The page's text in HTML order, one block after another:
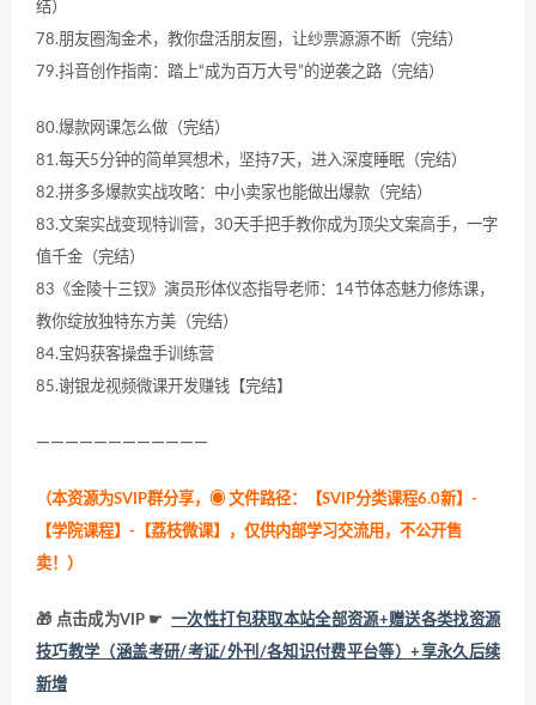
结）
78.朋友圈淘金术，教你盘活朋友圈，让纱票源源不断（完结）
79.抖音创作指南：踏上“成为百万大号”的逆袭之路（完结）
80.爆款网课怎么做（完结）
81.每天5分钟的简单冥想术，坚持7天，进入深度睡眠（完结）
82.拼多多爆款实战攻略：中小卖家也能做出爆款（完结）
83.文案实战变现特训营，30天手把手教你成为顶尖文案高手，一字
值千金（完结）
83《金陵十三钗》演员形体仪态指导老师：14节体态魅力修炼课，
教你绽放独特东方美（完结）
84.宝妈获客操盘手训练营
85.谢银龙视频微课开发赚钱【完结】
————————————
（本资源为SVIP群分享， ◉ 文件路径：【SVIP分类课程6.0新】-
【学院课程】-【荔枝微课】，仅供内部学习交流用，不公开售
卖！ ）
🎁 点击成为VIP ☛ 一次性打包获取本站全部资源+赠送各类找资源
技巧教学（涵盖考研/考证/外刊/各知识付费平台等）+享永久后续
新增